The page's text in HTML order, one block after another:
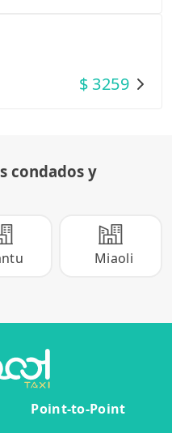
$ 3259
condados y
Miaoli
Point-to-Point